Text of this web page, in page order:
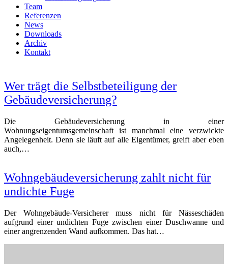
Team
Referenzen
News
Downloads
Archiv
Kontakt
menu
menu
Wer trägt die Selbstbeteiligung der
Gebäudeversicherung?
Die Gebäudeversicherung in einer
Wohnungseigentumsgemeinschaft ist manchmal eine verzwickte
Angelegenheit. Denn sie läuft auf alle Eigentümer, greift aber eben
auch,…
Wohngebäudeversicherung zahlt nicht für
undichte Fuge
Der Wohngebäude-Versicherer muss nicht für Nässeschäden
aufgrund einer undichten Fuge zwischen einer Duschwanne und
einer angrenzenden Wand aufkommen. Das hat…